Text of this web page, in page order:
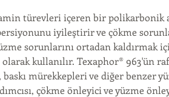
türevleri içeren bir polikarbonik
iyileştirir ve çökme
sorunlarını ortadan kaldırmak
kullanılır. Texaphor® 963'ün
mürekkepleri ve diğer benzer
çökme önleyici ve yüzme